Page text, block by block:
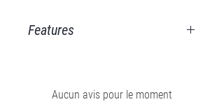
Features
Control of focus, iris, or zoom
Aucun avis pour le moment